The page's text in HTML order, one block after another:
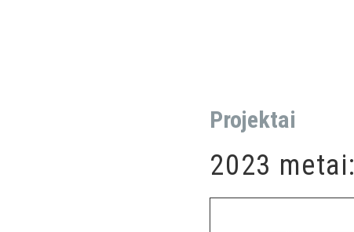
Projektai
2023 metai: